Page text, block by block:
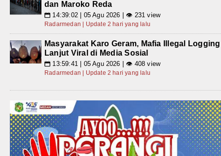
dan Maroko Reda
📅 14:39:02 | 05 Agu 2026 | 👁 231 view
Radarmedan | Update 2 hari yang lalu
Masyarakat Karo Geram, Mafia Illegal Logging
Lanjut Viral di Media Sosial
📅 13:59:41 | 05 Agu 2026 | 👁 408 view
Radarmedan | Update 2 hari yang lalu